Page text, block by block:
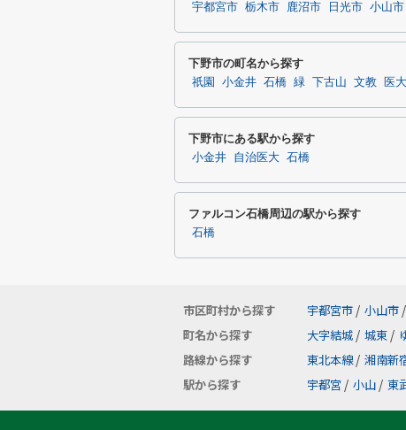
宇都宮市 栃木市 鹿沼市 日光市 小山市
下野市の町名から探す
祇園 小金井 石橋 緑 下古山 文教 医
下野市にある駅から探す
小金井 自治医大 石橋
ファルコン石橋周辺の駅から探す
石橋
市区町村から探す 宇都宮市 / 小山市 /
町名から探す
大字結城 / 城東 /
路線から探す
東北本線 / 湘南新
駅から探す
宇都宮 / 小山 / 東